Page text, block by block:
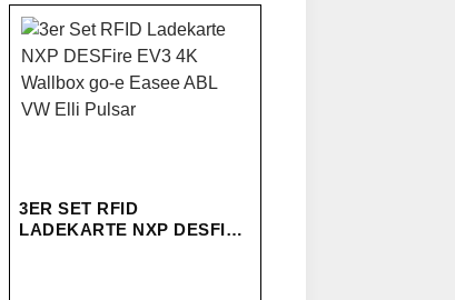
3ER SET RFID
LADEKARTE NXP DESFIRE